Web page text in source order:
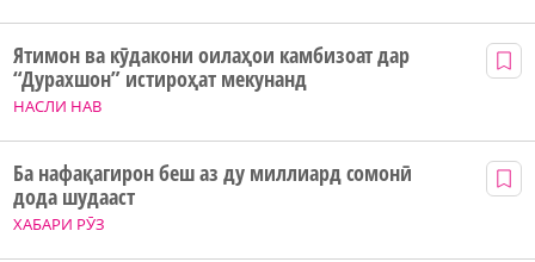
НАСЛИ НАВ
Ятимон ва кӯдакони оилаҳои камбизоат дар
“Дурахшон” истироҳат мекунанд
ХАБАРИ РӮЗ
Ба нафақагирон беш аз ду миллиард сомонӣ
дода шудааст